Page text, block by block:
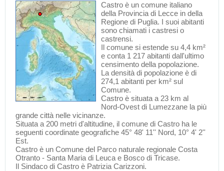
Castro è un comune italiano
della Provincia di Lecce in della
Regione di Puglia. I suoi abitanti
sono chiamati i castresi o
castrensi.
Il comune si estende su 4,4 km²
e conta 1 217 abitanti dall'ultimo
censimento della popolazione.
La densità di popolazione è di
274,1 abitanti per km² sul
Comune.
Castro è situata a 23 km al
Nord-Ovest di Lumezzane la più
grande città nelle vicinanze.
Situata a 200 metri d'altitudine, il comune di Castro ha le
seguenti coordinate geografiche 45° 48' 11'' Nord, 10° 4' 2''
Est.
Castro è un Comune del Parco naturale regionale Costa
Otranto - Santa Maria di Leuca e Bosco di Tricase.
Il Sindaco di Castro è Patrizia Carizzoni.